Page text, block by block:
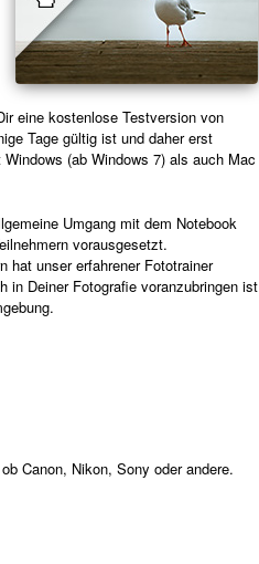
eine kostenlose Testversion von
Tage gültig ist und daher erst
(ab Windows 7) als auch Mac
Umgang mit dem Notebook
vorausgesetzt.
hat unser erfahrener Fototrainer
in Deiner Fotografie voranzubringen ist
Canon, Nikon, Sony oder andere.